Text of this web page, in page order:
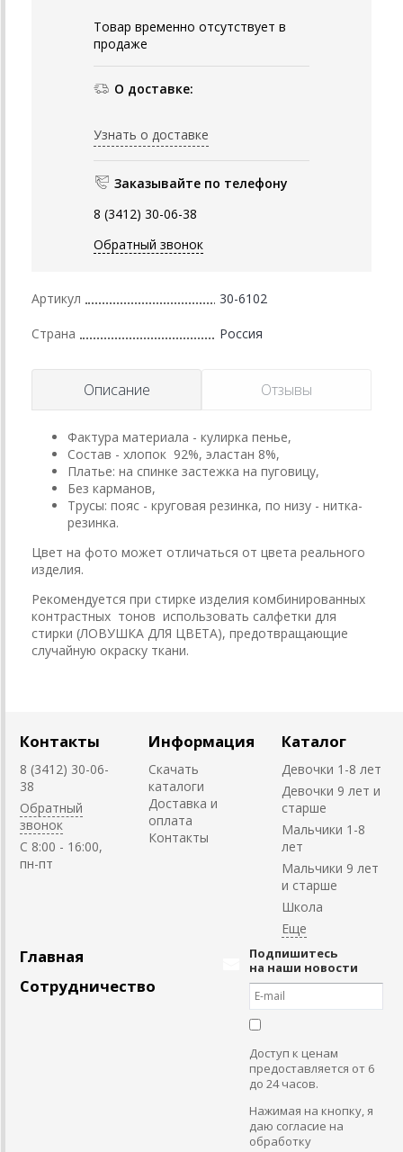
Товар временно отсутствует в
продаже
О доставке:
Узнать о доставке
Заказывайте по телефону
8 (3412) 30-06-38
Обратный звонок
Артикул 30-6102
Страна Россия
Описание Отзывы
Фактура материала - кулирка пенье,
Состав - хлопок 92%, эластан 8%,
Платье: на спинке застежка на пуговицу,
Без карманов,
Трусы: пояс - круговая резинка, по низу - нитка-
резинка.
Цвет на фото может отличаться от цвета реального
изделия.
Рекомендуется при стирке изделия комбинированных
контрастных тонов использовать салфетки для
стирки (ЛОВУШКА ДЛЯ ЦВЕТА), предотвращающие
случайную окраску ткани.
Контакты
8 (3412) 30-06-
38
Обратный
звонок
C 8:00 - 16:00,
пн-пт
Информация
Скачать
каталоги
Доставка и
оплата
Контакты
Каталог
Девочки 1-8 лет
Девочки 9 лет и
старше
Мальчики 1-8
лет
Мальчики 9 лет
и старше
Школа
Главная
Сотрудничество
Подпишитесь
на наши новости
Доступ к ценам
предоставляется от 6
до 24 часов.
Нажимая на кнопку, я
даю согласие на
обработку